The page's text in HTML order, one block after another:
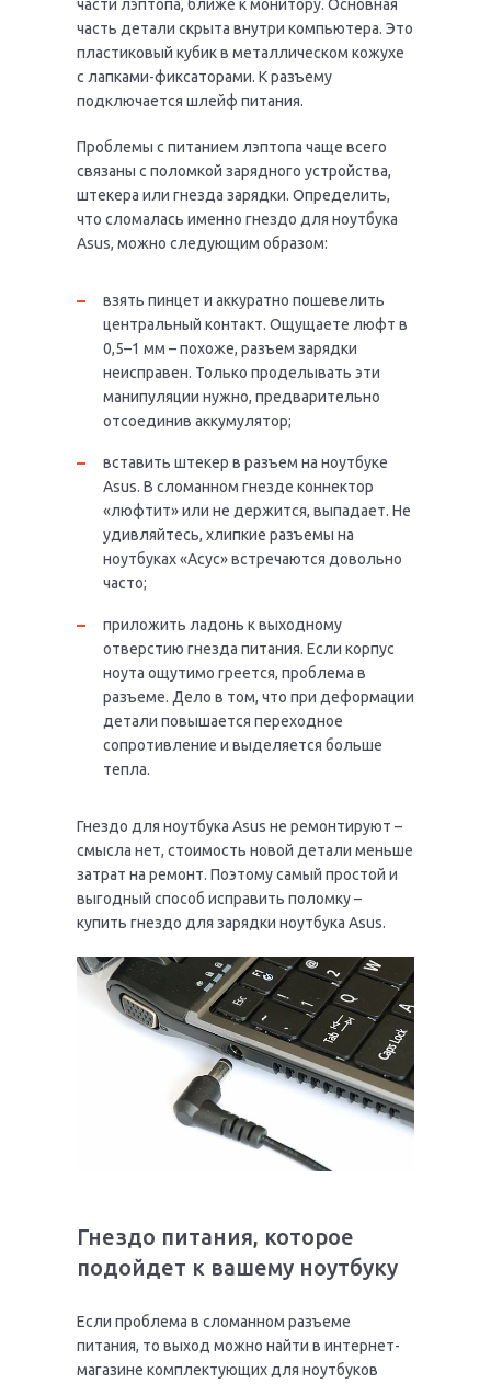
части лэптопа, ближе к монитору. Основная
часть детали скрыта внутри компьютера. Это
пластиковый кубик в металлическом кожухе
с лапками-фиксаторами. К разъему
подключается шлейф питания.
Проблемы с питанием лэптопа чаще всего
связаны с поломкой зарядного устройства,
штекера или гнезда зарядки. Определить,
что сломалась именно гнездо для ноутбука
Asus, можно следующим образом:
взять пинцет и аккуратно пошевелить
центральный контакт. Ощущаете люфт в
0,5–1 мм – похоже, разъем зарядки
неисправен. Только проделывать эти
манипуляции нужно, предварительно
отсоединив аккумулятор;
вставить штекер в разъем на ноутбуке
Asus. В сломанном гнезде коннектор
«люфтит» или не держится, выпадает. Не
удивляйтесь, хлипкие разъемы на
ноутбуках «Асус» встречаются довольно
часто;
приложить ладонь к выходному
отверстию гнезда питания. Если корпус
ноута ощутимо греется, проблема в
разъеме. Дело в том, что при деформации
детали повышается переходное
сопротивление и выделяется больше
тепла.
Гнездо для ноутбука Asus не ремонтируют –
смысла нет, стоимость новой детали меньше
затрат на ремонт. Поэтому самый простой и
выгодный способ исправить поломку –
купить гнездо для зарядки ноутбука Asus.
Гнездо питания, которое
подойдет к вашему ноутбуку
Если проблема в сломанном разъеме
питания, то выход можно найти в интернет-
магазине комплектующих для ноутбуков